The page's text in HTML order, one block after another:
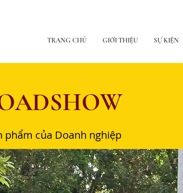
TRANG CHỦ GIỚI THIỆU SỰ KIỆN
phẩm của Doanh nghiệp